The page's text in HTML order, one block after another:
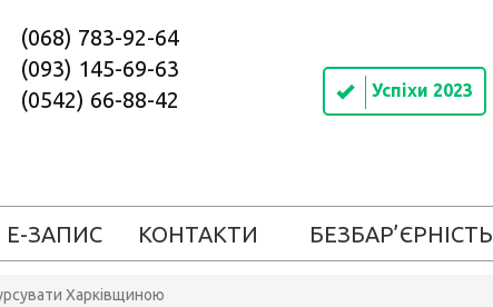
(068) 783-92-64
(093) 145-69-63
(0542) 66-88-42
Успіхи 2023
Е-ЗАПИС КОНТАКТИ БЕЗБАР’ЄРНІСТЬ
Харківщиною